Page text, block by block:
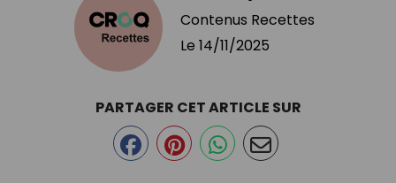
Contenus Recettes
Le 14/11/2025
PARTAGER CET ARTICLE SUR